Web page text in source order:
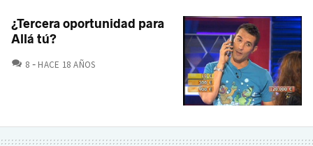
¿Tercera oportunidad para
Allá tú?
8 COMENTARIOS
HACE 18 AÑOS